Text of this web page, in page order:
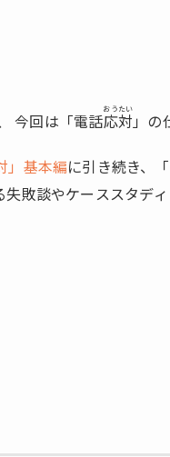
今回は「電話応対
おうたい
」の
」基本編に引き続き、
敗談やケーススタデ